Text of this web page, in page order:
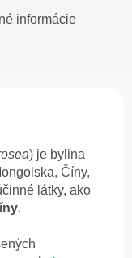
informácie
) je bylina
Číny,
látky, ako
.